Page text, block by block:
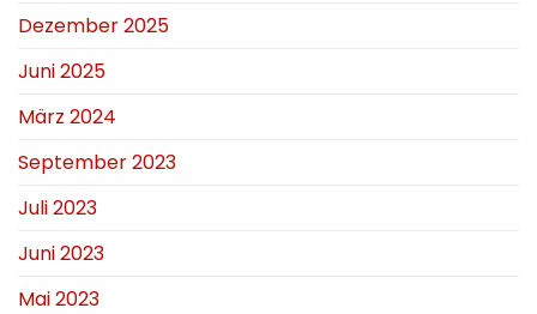
Dezember 2025
Juni 2025
März 2024
September 2023
Juli 2023
Juni 2023
Mai 2023